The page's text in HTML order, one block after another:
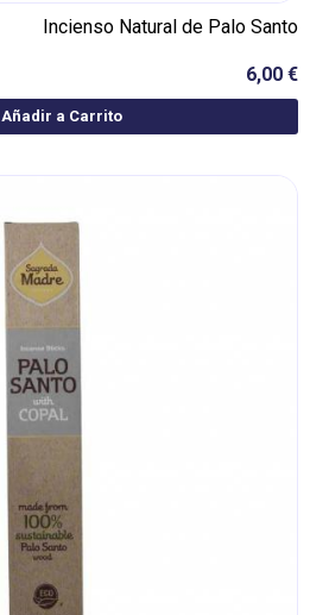
Incienso Natural de Palo Santo
6,00 €
Añadir a Carrito